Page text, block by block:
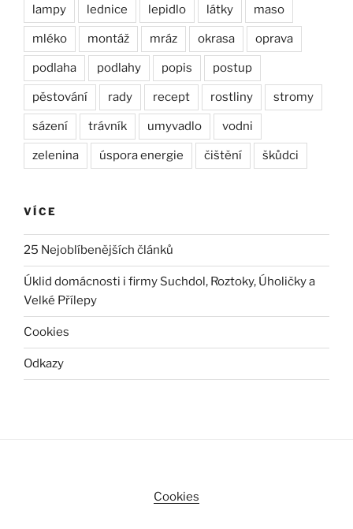
lampy lednice lepidlo látky maso
mléko montáž mráz okrasa oprava
podlaha podlahy popis postup
pěstování rady recept rostliny stromy
sázení trávník umyvadlo vodni
zelenina úspora energie čištění škůdci
VÍCE
25 Nejoblíbenějších článků
Úklid domácnosti i firmy Suchdol, Roztoky, Úholičky a
Velké Přílepy
Cookies
Odkazy
Cookies